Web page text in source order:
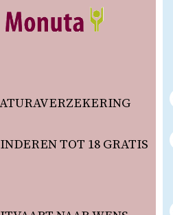
TOT 18 GRATIS